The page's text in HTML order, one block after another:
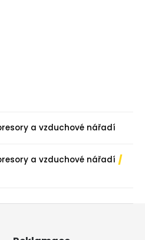
a vzduchové nářadí
a vzduchové nářadí /